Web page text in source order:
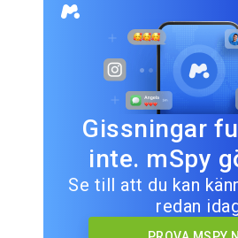
Gissningar
inte. mSpy
Se till att du kan
redan